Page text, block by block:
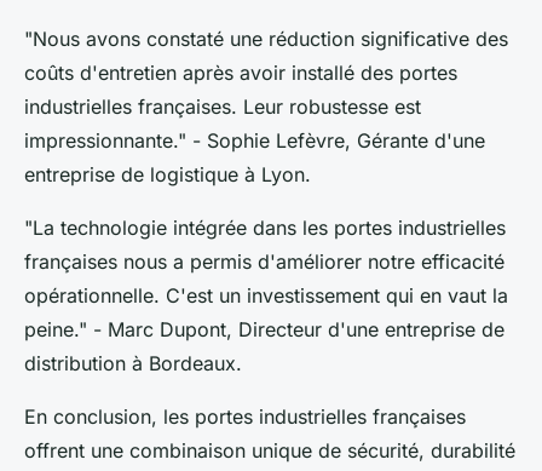
"Nous avons constaté une réduction significative des
coûts d'entretien après avoir installé des portes
industrielles françaises. Leur robustesse est
impressionnante." - Sophie Lefèvre, Gérante d'une
entreprise de logistique à Lyon.
"La technologie intégrée dans les portes industrielles
françaises nous a permis d'améliorer notre efficacité
opérationnelle. C'est un investissement qui en vaut la
peine." - Marc Dupont, Directeur d'une entreprise de
distribution à Bordeaux.
En conclusion, les portes industrielles françaises
offrent une combinaison unique de sécurité, durabilité